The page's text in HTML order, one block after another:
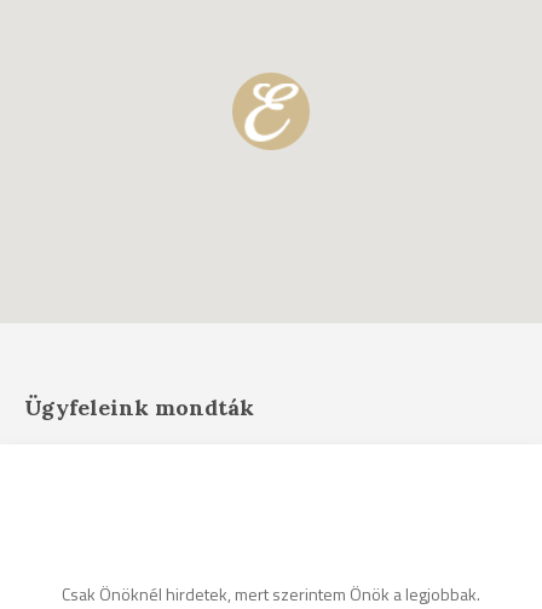
Ügyfeleink mondták
Csak Önöknél hirdetek, mert szerintem Önök a legjobbak.